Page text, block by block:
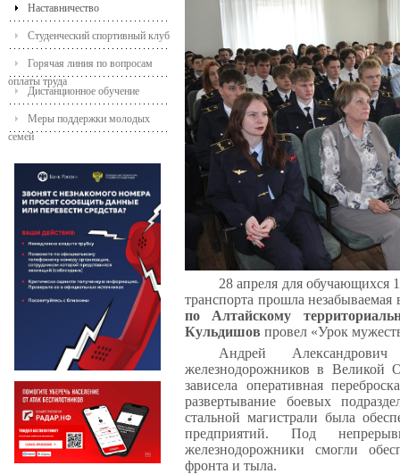
Наставничество
Студенческий спортивный клуб
Горячая линия по вопросам
оплаты труда
Дистанционное обучение
Меры поддержки молодых
семей
28 апреля для обучающихся
транспорта прошла незабываемая
по Алтайскому
Кульдишов провел «Урок
Андрей
железнодорожников в Великой
зависела оперативная
развертывание боевых
стальной магистрали была
предприятий. Под
железнодорожники смогли
фронта и тыла.